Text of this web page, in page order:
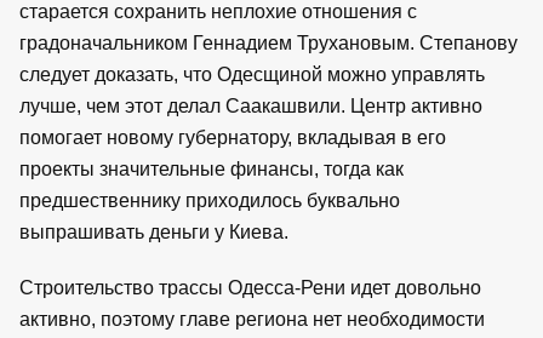
старается сохранить неплохие отношения с
градоначальником Геннадием Трухановым. Степанову
следует доказать, что Одесщиной можно управлять
лучше, чем этот делал Саакашвили. Центр активно
помогает новому губернатору, вкладывая в его
проекты значительные финансы, тогда как
предшественнику приходилось буквально
выпрашивать деньги у Киева.
Строительство трассы Одесса-Рени идет довольно
активно, поэтому главе региона нет необходимости